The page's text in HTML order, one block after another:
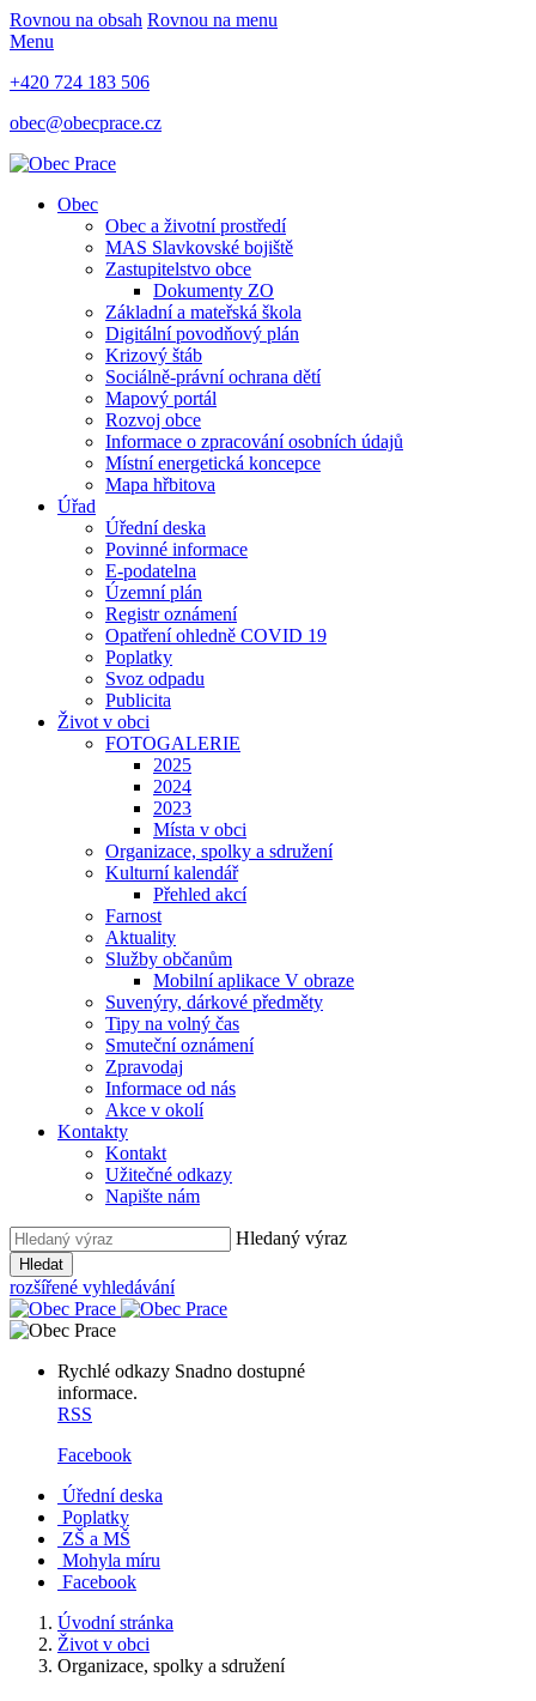
Rovnou na obsah Rovnou na menu
Menu
+420 724 183 506
obec@obecprace.cz
Obec
Obec a životní prostředí
MAS Slavkovské bojiště
Zastupitelstvo obce
Dokumenty ZO
Základní a mateřská škola
Digitální povodňový plán
Krizový štáb
Sociálně-právní ochrana dětí
Mapový portál
Rozvoj obce
Informace o zpracování osobních údajů
Místní energetická koncepce
Mapa hřbitova
Úřad
Úřední deska
Povinné informace
E-podatelna
Územní plán
Registr oznámení
Opatření ohledně COVID 19
Poplatky
Svoz odpadu
Publicita
Život v obci
FOTOGALERIE
2025
2024
2023
Místa v obci
Organizace, spolky a sdružení
Kulturní kalendář
Přehled akcí
Farnost
Aktuality
Služby občanům
Mobilní aplikace V obraze
Suvenýry, dárkové předměty
Tipy na volný čas
Smuteční oznámení
Zpravodaj
Informace od nás
Akce v okolí
Kontakty
Kontakt
Užitečné odkazy
Napište nám
Hledaný výraz
Hledat
rozšířené vyhledávání
Rychlé odkazy Snadno dostupné
informace.
RSS
Facebook
Úřední deska
Poplatky
ZŠ a MŠ
Mohyla míru
Facebook
Úvodní stránka
Život v obci
Organizace, spolky a sdružení